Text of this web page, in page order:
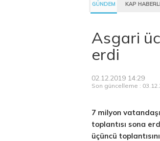
GÜNDEM KAP
Asgari
erdi
02.12.2019 14:29
Son güncelleme :
7 milyon
toplantısı sona
üçüncü